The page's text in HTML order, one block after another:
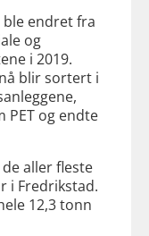
endret fra
og
i 2019.
blir sortert i
PET og endte
aller fleste
i Fredrikstad.
12,3 tonn